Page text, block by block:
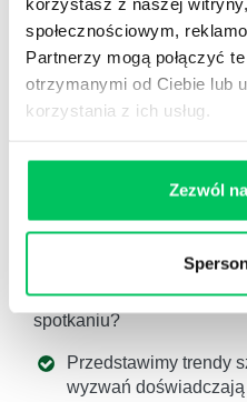
społecznościowym,
Partnerzy mogą połączyć
otrzymanymi od Ciebie lub
korzystania z ich usług.
Zezwól
Sposobem na to, aby
inspiracyjne z liderem
kompetencyjnego. Czego
spotkaniu?
Przedstawimy trendy
wyzwań